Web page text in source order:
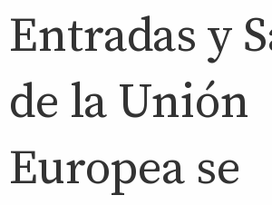
Entradas y
de la Unión
Europea se